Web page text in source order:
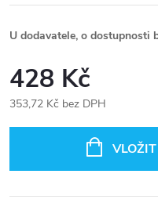
U dodavatele, o dostupnosti
428 Kč
353,72 Kč bez DPH